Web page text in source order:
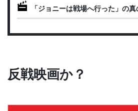
「ジョニーは戦場へ行った」の
反戦映画か？